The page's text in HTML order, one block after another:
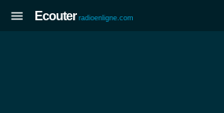
Ecouter radioenligne.com